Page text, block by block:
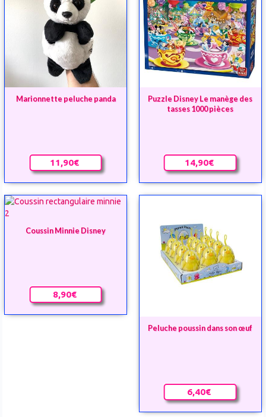
Marionnette peluche panda
11,90€
Puzzle Disney Le manège des
tasses 1000 pièces
14,90€
Coussin Minnie Disney
8,90€
Peluche poussin dans son œuf
6,40€